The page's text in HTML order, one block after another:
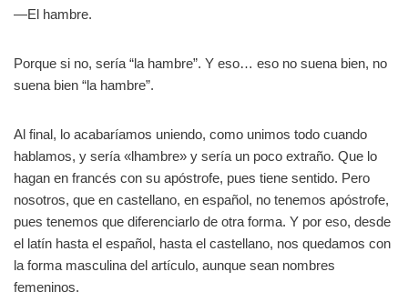
—El hambre.
Porque si no, sería “la hambre”. Y eso… eso no suena bien, no
suena bien “la hambre”.
Al final, lo acabaríamos uniendo, como unimos todo cuando
hablamos, y sería «lhambre» y sería un poco extraño. Que lo
hagan en francés con su apóstrofe, pues tiene sentido. Pero
nosotros, que en castellano, en español, no tenemos apóstrofe,
pues tenemos que diferenciarlo de otra forma. Y por eso, desde
el latín hasta el español, hasta el castellano, nos quedamos con
la forma masculina del artículo, aunque sean nombres
femeninos.